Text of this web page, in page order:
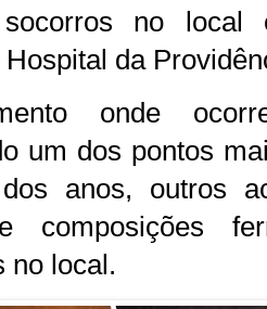
no local
da
onde
um dos pontos
anos, outros
composições
no local.